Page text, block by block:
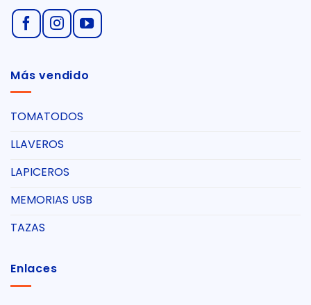
Más vendido
TOMATODOS
LLAVEROS
LAPICEROS
MEMORIAS USB
TAZAS
Enlaces